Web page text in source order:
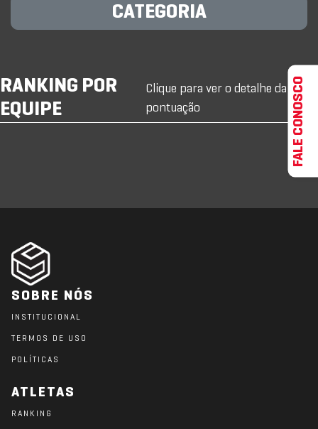
CATEGORIA
RANKING POR
EQUIPE
Clique para ver o detalhe da
pontuação
SOBRE NÓS
INSTITUCIONAL
TERMOS DE USO
POLÍTICAS
ATLETAS
RANKING
FALE CONOSCO